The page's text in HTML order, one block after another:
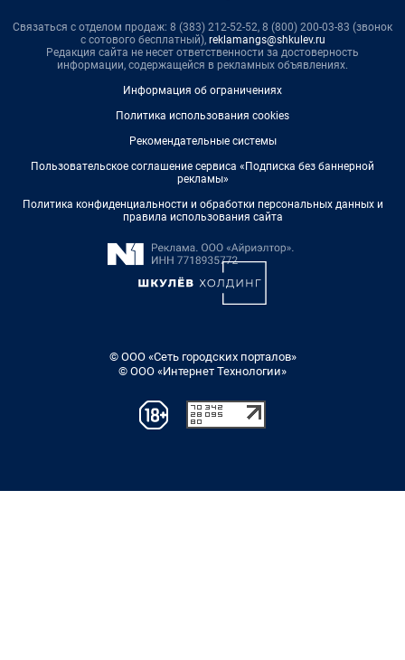
Связаться с отделом продаж: 8 (383) 212-52-52, 8 (800) 200-03-83 (звонок
с сотового бесплатный), reklamangs@shkulev.ru
Редакция сайта не несет ответственности за достоверность
информации, содержащейся в рекламных объявлениях.
Информация об ограничениях
Политика использования cookies
Рекомендательные системы
Пользовательское соглашение сервиса «Подписка без баннерной
рекламы»
Политика конфиденциальности и обработки персональных данных и
правила использования сайта
© ООО «Сеть городских порталов»
© ООО «Интернет Технологии»